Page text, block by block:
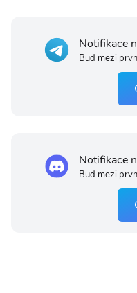
Notifikace
Buď mezi
Notifikace
Buď mezi